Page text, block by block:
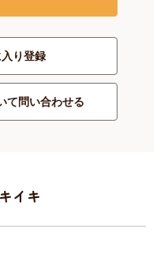
り登録
て問い合わせる
イキ